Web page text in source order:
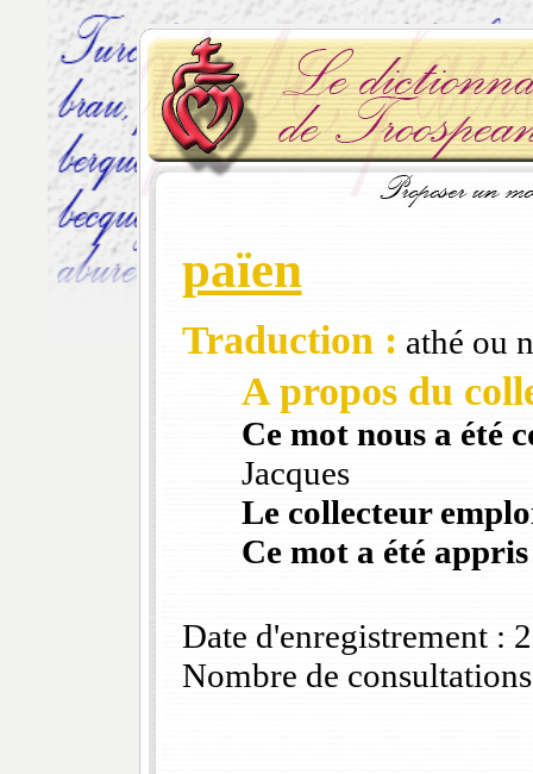
païen
Traduction : athé ou
A propos du
Ce mot nous a été
Jacques
Le collecteur
Ce mot a été
Date d'enregistrement :
Nombre de